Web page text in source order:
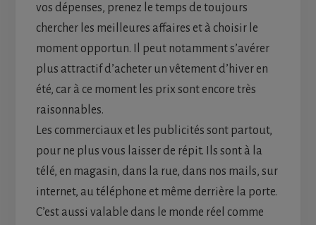
vos dépenses, prenez le temps de toujours
chercher les meilleures affaires et à choisir le
moment opportun. Il peut notamment s’avérer
plus attractif d’acheter un vêtement d’hiver en
été, car à ce moment les prix sont encore très
raisonnables.
Les commerciaux et les publicités sont partout,
pour ne plus vous laisser de répit. Ils sont à la
télé, en magasin, dans la rue, dans nos mails, sur
internet, au téléphone et même derrière la porte.
C’est aussi valable dans le monde réel comme